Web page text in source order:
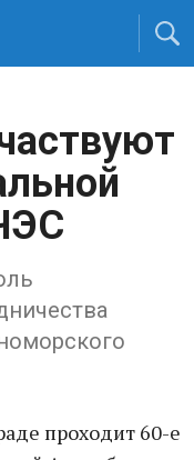
проходит 60-е